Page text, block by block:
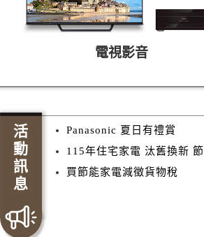
電視影音
活
動
訊
息
Panasonic 夏日有禮賞
115年住宅家電 汰舊換新
買節能家電減徵貨物稅